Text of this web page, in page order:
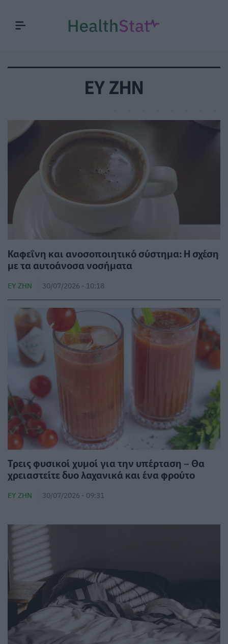
ΕΥ ΖΗΝ
Καφεΐνη και ανοσοποιητικό σύστημα: Η σχέση
με τα αυτοάνοσα νοσήματα
ΕΥ ΖΗΝ 30/07/2026 - 10:18
Τρεις φυσικοί χυμοί για την υπέρταση – Θα
χρειαστείτε δυο λαχανικά και ένα φρούτο
ΕΥ ΖΗΝ 30/07/2026 - 09:31